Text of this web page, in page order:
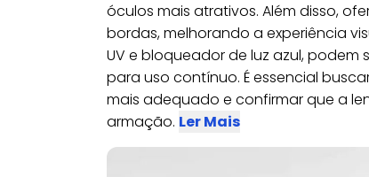
óculos mais atrativos. Além disso,
bordas, melhorando a experiência
UV e bloqueador de luz azul,
para uso contínuo. É essencial
mais adequado e confirmar que a
armação. Ler Mais